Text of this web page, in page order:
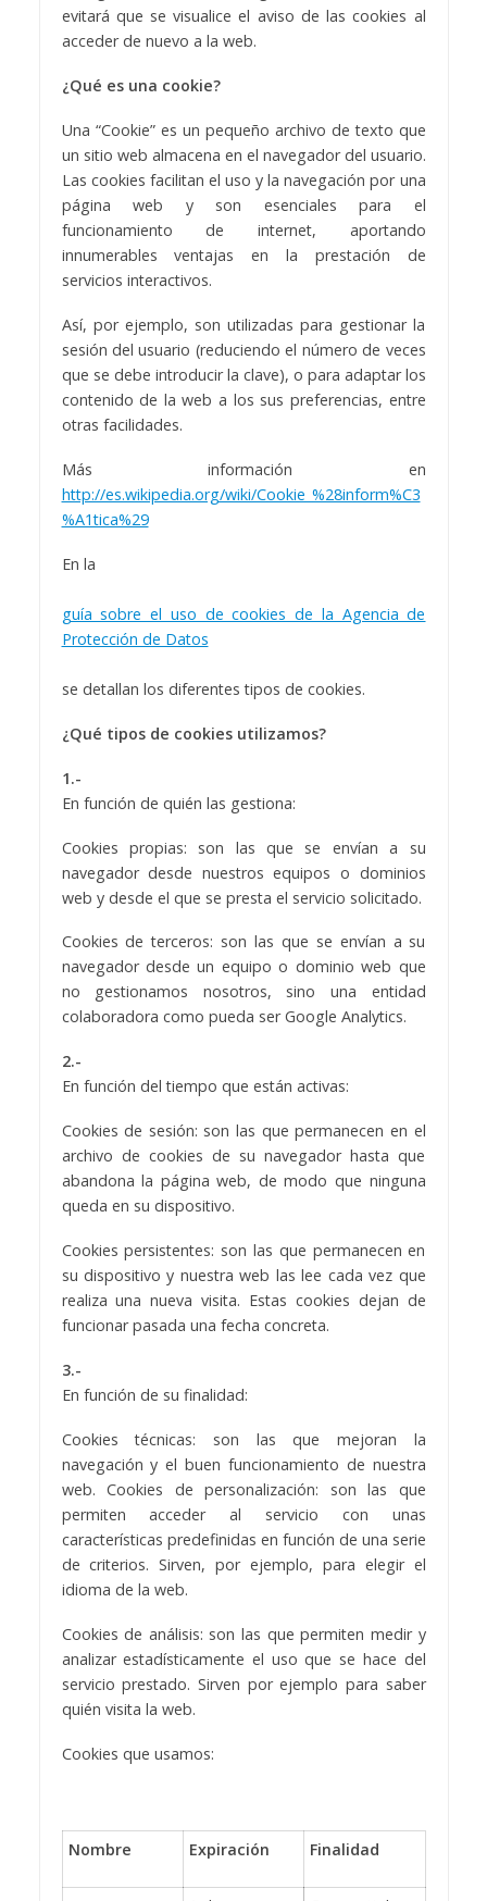
evitará que se visualice el aviso de las cookies al
acceder de nuevo a la web.
¿Qué es una cookie?
Una “Cookie” es un pequeño archivo de texto que
un sitio web almacena en el navegador del usuario.
Las cookies facilitan el uso y la navegación por una
página web y son esenciales para el
funcionamiento de internet, aportando
innumerables ventajas en la prestación de
servicios interactivos.
Así, por ejemplo, son utilizadas para gestionar la
sesión del usuario (reduciendo el número de veces
que se debe introducir la clave), o para adaptar los
contenido de la web a los sus preferencias, entre
otras facilidades.
Más información en
http://es.wikipedia.org/wiki/Cookie_%28inform%C3
%A1tica%29
En la
guía sobre el uso de cookies de la Agencia de
Protección de Datos
se detallan los diferentes tipos de cookies.
¿Qué tipos de cookies utilizamos?
1.-
En función de quién las gestiona:
Cookies propias: son las que se envían a su
navegador desde nuestros equipos o dominios
web y desde el que se presta el servicio solicitado.
Cookies de terceros: son las que se envían a su
navegador desde un equipo o dominio web que
no gestionamos nosotros, sino una entidad
colaboradora como pueda ser Google Analytics.
2.-
En función del tiempo que están activas:
Cookies de sesión: son las que permanecen en el
archivo de cookies de su navegador hasta que
abandona la página web, de modo que ninguna
queda en su dispositivo.
Cookies persistentes: son las que permanecen en
su dispositivo y nuestra web las lee cada vez que
realiza una nueva visita. Estas cookies dejan de
funcionar pasada una fecha concreta.
3.-
En función de su finalidad:
Cookies técnicas: son las que mejoran la
navegación y el buen funcionamiento de nuestra
web. Cookies de personalización: son las que
permiten acceder al servicio con unas
características predefinidas en función de una serie
de criterios. Sirven, por ejemplo, para elegir el
idioma de la web.
Cookies de análisis: son las que permiten medir y
analizar estadísticamente el uso que se hace del
servicio prestado. Sirven por ejemplo para saber
quién visita la web.
Cookies que usamos:
Nombre Expiración Finalidad